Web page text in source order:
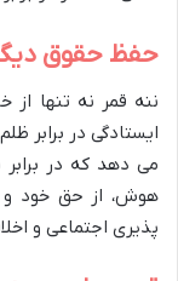
حفظ حقوق
ننه قمر نه تنها از
ایستادگی در برابر
می دهد که در
هوش، از حق خود و
پذیری اجتماعی و